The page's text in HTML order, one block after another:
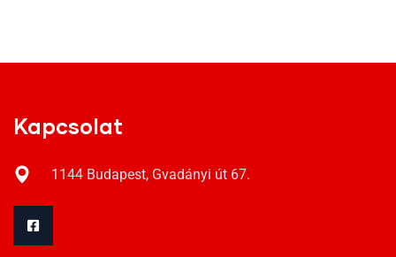
Kapcsolat
1144 Budapest, Gvadányi út 67.